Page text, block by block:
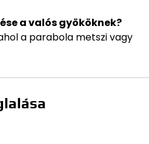
a valós gyököknek?
a parabola metszi vagy